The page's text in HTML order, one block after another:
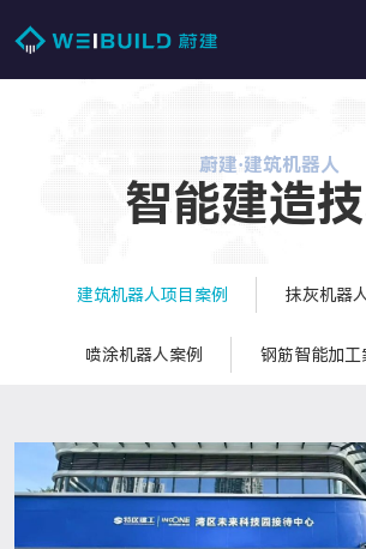
蔚建·建筑机器人
智能建造
建筑机器人项目案例 抹灰机器
喷涂机器人案例 钢筋智能加工